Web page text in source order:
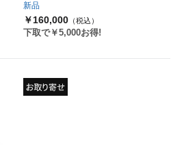
新品
￥160,000（税込）
下取で￥5,000お得!